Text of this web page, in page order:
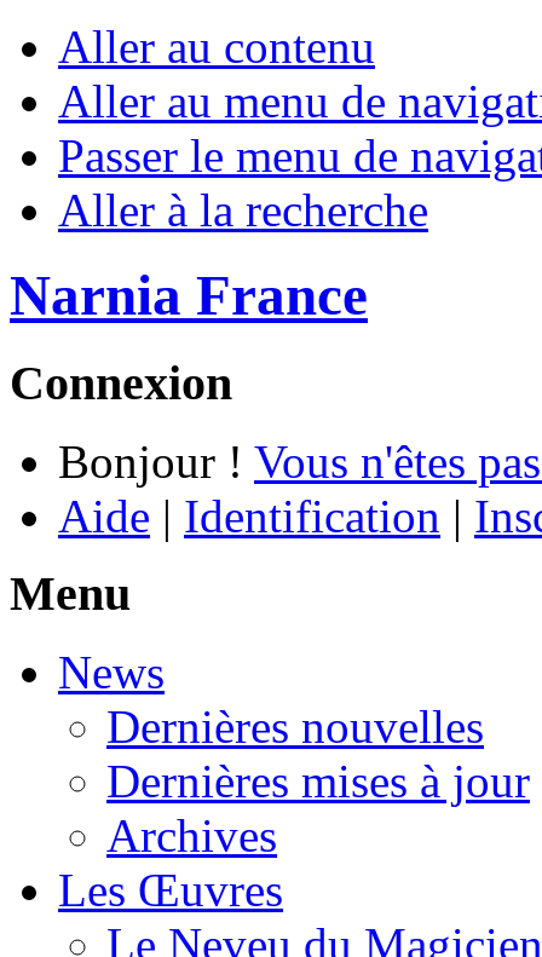
Aller au contenu
Aller au menu de
Passer le menu de
Aller à la recherche
Narnia France
Connexion
Bonjour ! Vous n'êtes
Aide | Identification |
Menu
News
Dernières nouvelles
Dernières mises à jour
Archives
Les Œuvres
Le Neveu du Magicien